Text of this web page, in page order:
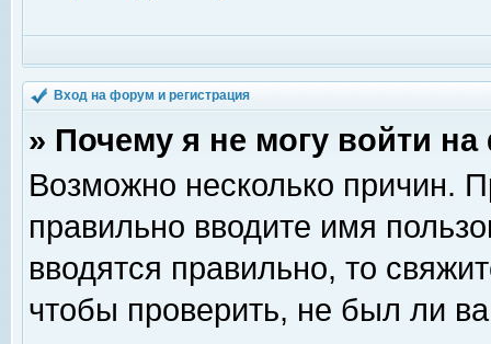
Вход на форум и регистрация
» Почему я не могу войти
Возможно несколько причин.
правильно вводите имя
вводятся правильно, то
чтобы проверить, не был ли